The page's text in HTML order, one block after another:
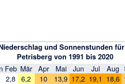
und Sonnenstunden
Petrisberg von 1991 bis 2020
Feb Mär Apr Mai Jun Jul Aug
2,8 6,2 10 13,9 17,2 19,1 18,6